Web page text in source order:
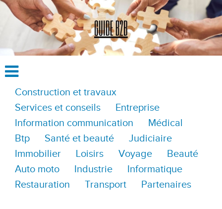
Construction et travaux
Services et conseils
Entreprise
Information communication
Médical
Btp
Santé et beauté
Judiciaire
Immobilier
Loisirs Voyage
Beauté
Auto moto
Industrie
Informatique
Restauration
Transport Partenaires